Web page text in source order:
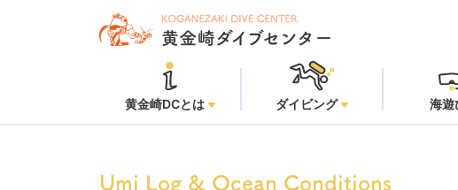
黄金崎DCとは ダイビング 海遊
Umi Log & Ocean Conditions